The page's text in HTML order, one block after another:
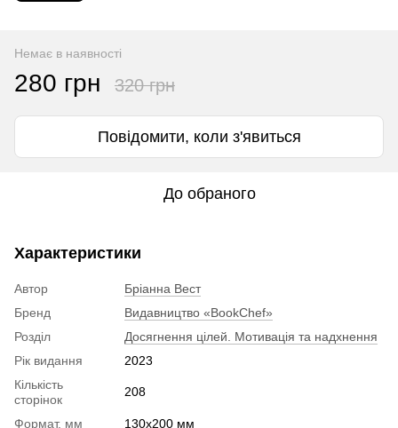
Немає в наявності
280 грн 320 грн
Повідомити, коли з'явиться
До обраного
Характеристики
Автор
Бріанна Вест
Бренд
Видавництво «BookChef»
Розділ
Досягнення цілей. Мотивація та надхнення
Рік видання
2023
Кількість
сторінок
208
Формат, мм 130x200 мм